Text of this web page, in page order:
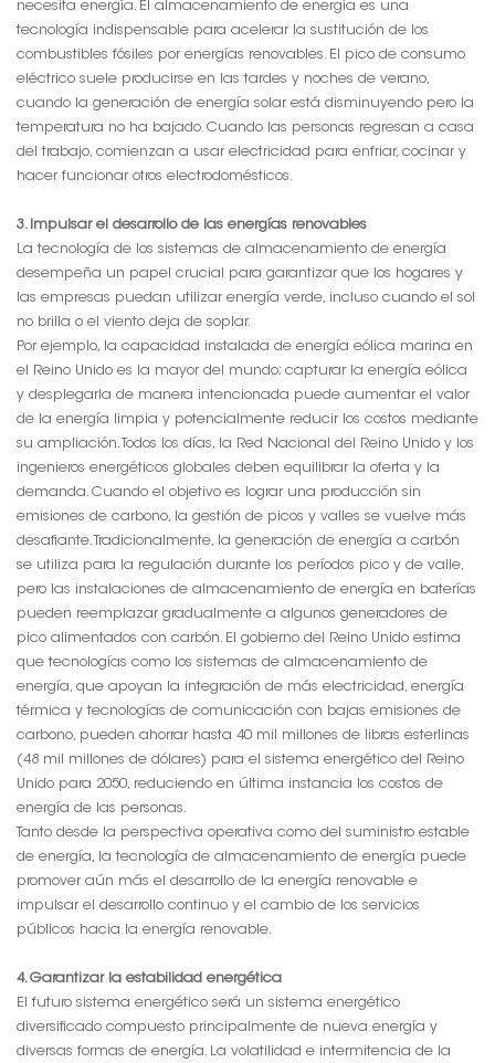
necesita energía. El almacenamiento de energía es una
tecnología indispensable para acelerar la sustitución de los
combustibles fósiles por energías renovables. El pico de consumo
eléctrico suele producirse en las tardes y noches de verano,
cuando la generación de energía solar está disminuyendo pero la
temperatura no ha bajado. Cuando las personas regresan a casa
del trabajo, comienzan a usar electricidad para enfriar, cocinar y
hacer funcionar otros electrodomésticos.
3. Impulsar el desarrollo de las energías renovables
La tecnología de los sistemas de almacenamiento de energía
desempeña un papel crucial para garantizar que los hogares y
las empresas puedan utilizar energía verde, incluso cuando el sol
no brilla o el viento deja de soplar.
Por ejemplo, la capacidad instalada de energía eólica marina en
el Reino Unido es la mayor del mundo; capturar la energía eólica
y desplegarla de manera intencionada puede aumentar el valor
de la energía limpia y potencialmente reducir los costos mediante
su ampliación. Todos los días, la Red Nacional del Reino Unido y los
ingenieros energéticos globales deben equilibrar la oferta y la
demanda. Cuando el objetivo es lograr una producción sin
emisiones de carbono, la gestión de picos y valles se vuelve más
desafiante. Tradicionalmente, la generación de energía a carbón
se utiliza para la regulación durante los períodos pico y de valle,
pero las instalaciones de almacenamiento de energía en baterías
pueden reemplazar gradualmente a algunos generadores de
pico alimentados con carbón. El gobierno del Reino Unido estima
que tecnologías como los sistemas de almacenamiento de
energía, que apoyan la integración de más electricidad, energía
térmica y tecnologías de comunicación con bajas emisiones de
carbono, pueden ahorrar hasta 40 mil millones de libras esterlinas
(48 mil millones de dólares) para el sistema energético del Reino
Unido para 2050, reduciendo en última instancia los costos de
energía de las personas.
Tanto desde la perspectiva operativa como del suministro estable
de energía, la tecnología de almacenamiento de energía puede
promover aún más el desarrollo de la energía renovable e
impulsar el desarrollo continuo y el cambio de los servicios
públicos hacia la energía renovable.
4. Garantizar la estabilidad energética
El futuro sistema energético será un sistema energético
diversificado compuesto principalmente de nueva energía y
diversas formas de energía. La volatilidad e intermitencia de la